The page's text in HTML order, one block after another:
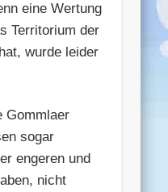
eine Wertung
Territorium der
wurde leider
Gommlaer
sogar
engeren und
nicht